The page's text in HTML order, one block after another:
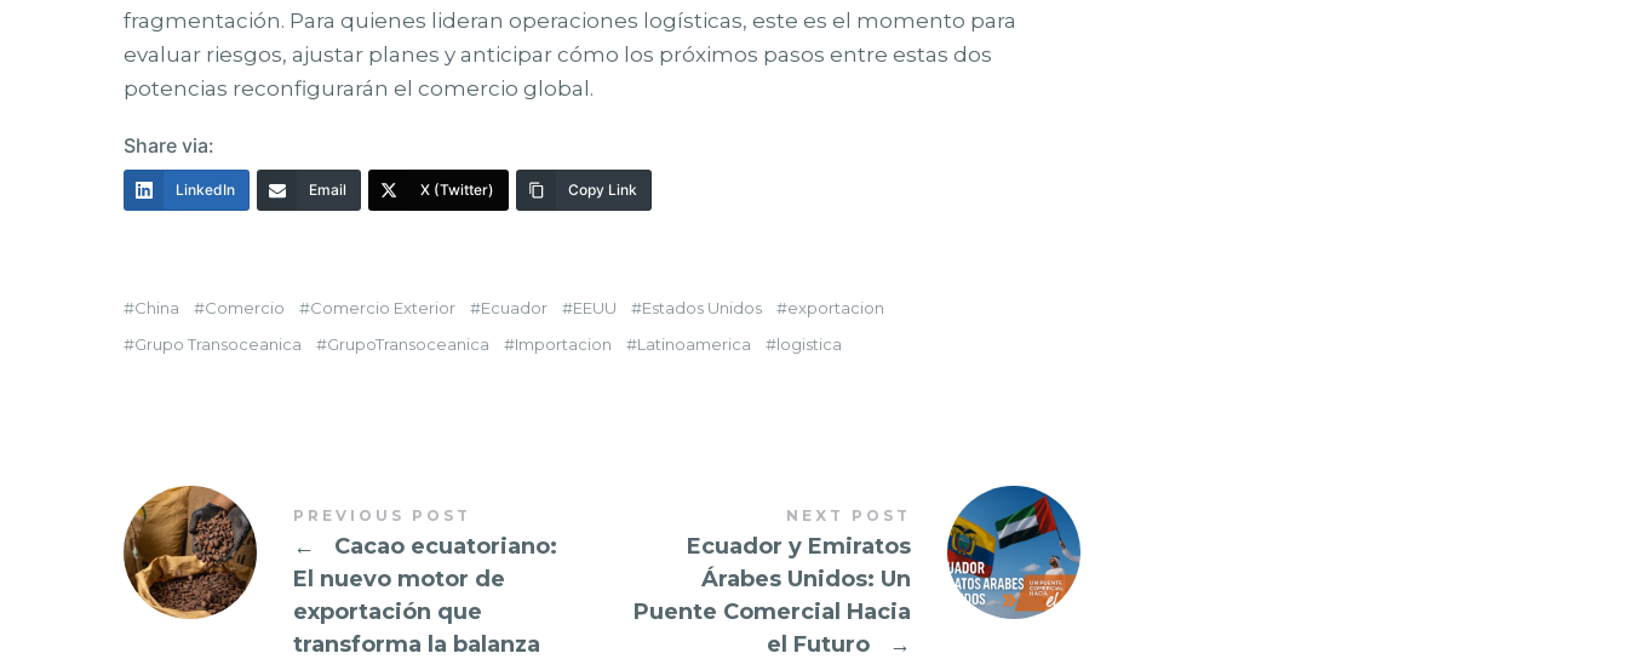
fragmentación. Para quienes lideran operaciones logísticas, este es el momento para
evaluar riesgos, ajustar planes y anticipar cómo los próximos pasos entre estas dos
potencias reconfigurarán el comercio global.
Share via:
LinkedIn Email X (Twitter) Copy Link
China Comercio Comercio Exterior Ecuador EEUU Estados Unidos
exportacion
Grupo Transoceanica
GrupoTransoceanica Importacion Latinoamerica logistica
PREVIOUS POST
←
Cacao ecuatoriano:
El nuevo motor de
exportación que
transforma la balanza
NEXT POST
Ecuador y Emiratos
Árabes Unidos: Un
Puente Comercial Hacia
el Futuro
→